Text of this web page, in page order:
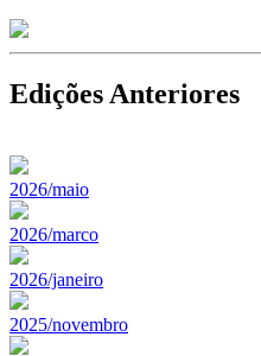
Edições Anteriores
2026/maio
2026/marco
2026/janeiro
2025/novembro